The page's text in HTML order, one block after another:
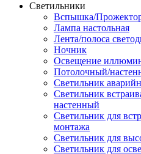
Светильники
Вспышка/
Лампа настольная
Лента/полоса
Ночник
Освещение
Потолочный/
Светильник
Светильник
настенный
Светильник для
монтажа
Светильник для
Светильник для